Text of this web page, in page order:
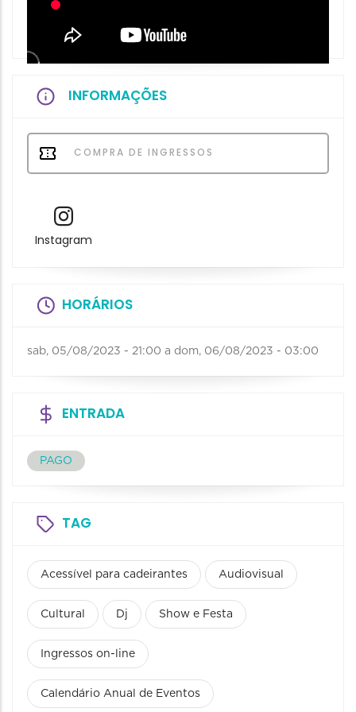
INFORMAÇÕES
COMPRA DE INGRESSOS
Instagram
HORÁRIOS
sab, 05/08/2023 - 21:00 a dom, 06/08/2023 - 03:00
ENTRADA
PAGO
TAG
Acessível para cadeirantes Audiovisual
Cultural Dj Show e Festa
Ingressos on-line
Calendário Anual de Eventos